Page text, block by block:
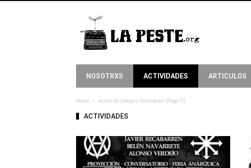
NOSOTRXS ACTIVIDADES ARTICULOS
Home Archive By Category "Actividades"(Page 11)
ACTIVIDADES